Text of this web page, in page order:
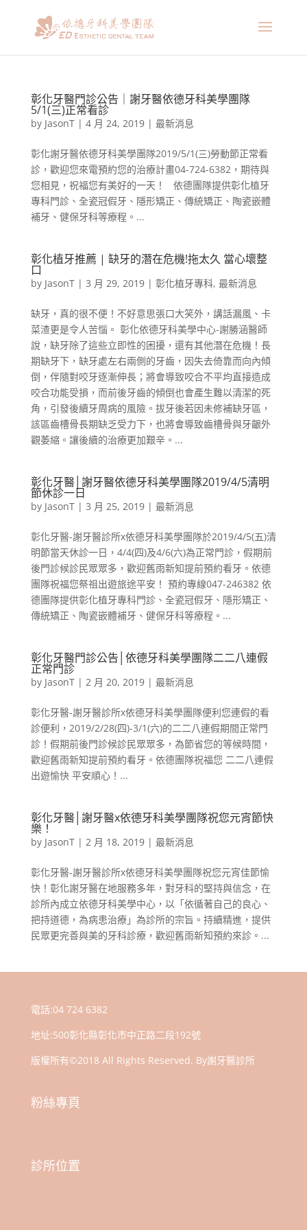
彰化牙醫門診公告｜謝牙醫依德牙科美學團隊
5/1(三)正常看診
by JasonT| 4 月 24, 2019| 最新消息
彰化謝牙醫依德牙科美學團隊2019/5/1(三)勞動節正常看
診，歡迎您來電預約您的治療計畫04-724-6382，期待與
您相見，祝福您有美好的一天！ 依德團隊提供彰化植牙
專科門診、全瓷冠假牙、隱形矯正、傳統矯正、陶瓷嵌體
補牙、健保牙科等療程。...
彰化植牙推薦 | 缺牙的潛在危機!拖太久 當心壞整
口
by JasonT| 3 月 29, 2019| 彰化植牙專科, 最新消息
缺牙，真的很不便！不好意思張口大笑外，講話漏風、卡
菜渣更是令人苦惱。 彰化依德牙科美學中心-謝勝涵醫師
說，缺牙除了這些立即性的困擾，還有其他潛在危機！長
期缺牙下，缺牙處左右兩側的牙齒，因失去倚靠而向內傾
倒，伴隨對咬牙逐漸伸長；將會導致咬合不平均直接造成
咬合功能受損，而前後牙齒的傾倒也會產生難以清潔的死
角，引發後續牙周病的風險。拔牙後若因未修補缺牙區，
該區齒槽骨長期缺乏受力下，也將會導致齒槽骨與牙齦外
觀萎縮。讓後續的治療更加艱辛。...
彰化牙醫│謝牙醫依德牙科美學團隊2019/4/5清明
節休診一日
by JasonT| 3 月 25, 2019| 最新消息
彰化牙醫-謝牙醫診所x依德牙科美學團隊於2019/4/5(五)清
明節當天休診一日，4/4(四)及4/6(六)為正常門診，假期前
後門診候診民眾眾多，歡迎舊雨新知提前預約看牙。依德
團隊祝福您祭祖出遊旅途平安！ 預約專線047-246382 依
德團隊提供彰化植牙專科門診、全瓷冠假牙、隱形矯正、
傳統矯正、陶瓷嵌體補牙、健保牙科等療程。...
彰化牙醫門診公告│依德牙科美學團隊二二八連假
正常門診
by JasonT| 2 月 20, 2019| 最新消息
彰化牙醫-謝牙醫診所x依德牙科美學團隊便利您連假的看
診便利，2019/2/28(四)-3/1(六)的二二八連假期間正常門
診！假期前後門診候診民眾眾多，為節省您的等候時間，
歡迎舊雨新知提前預約看牙。依德團隊祝福您 二二八連假
出遊愉快 平安順心！...
彰化牙醫│謝牙醫x依德牙科美學團隊祝您元宵節快
樂！
by JasonT| 2 月 18, 2019| 最新消息
彰化牙醫-謝牙醫診所x依德牙科美學團隊祝您元宵佳節愉
快！彰化謝牙醫在地服務多年，對牙科的堅持與信念，在
診所內成立依德牙科美學中心，以「依循著自己的良心、
把持道德，為病患治療」為診所的宗旨。持續精進，提供
民眾更完善與美的牙科診療，歡迎舊雨新知預約來診。...
電話:04 724 6382
地址:500彰化縣彰化市中正路二段192號
版權所有©2018 All Rights Reserved. By謝牙醫診所
粉絲專頁
診所位置